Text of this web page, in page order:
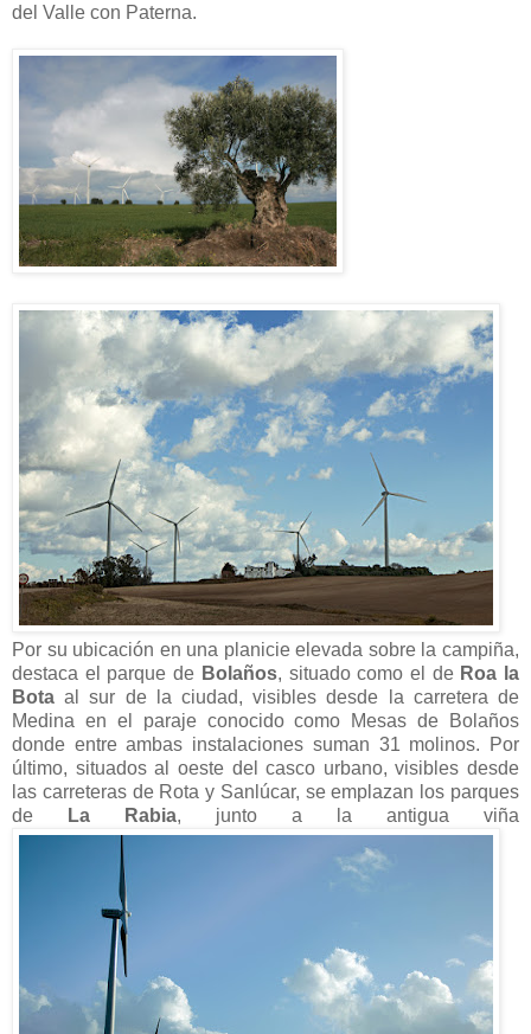
del Valle con Paterna.
Por su ubicación en una planicie elevada sobre la campiña,
destaca el parque de Bolaños, situado como el de Roa la
Bota al sur de la ciudad, visibles desde la carretera de
Medina en el paraje conocido como Mesas de Bolaños
donde entre ambas instalaciones suman 31 molinos. Por
último, situados al oeste del casco urbano, visibles desde
las carreteras de Rota y Sanlúcar, se emplazan los parques
de
La Rabia, junto a la antigua viña